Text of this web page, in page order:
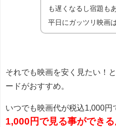
も遅くなるし宿題も
平日にガッツリ映画
それでも映画を安く見たい！
ードがおすすめ。
いつでも映画代が税込1,000円
1,000円で見る事ができる